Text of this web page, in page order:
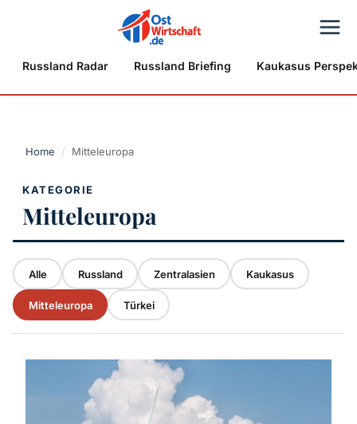
Russland Radar Russland Briefing Kaukasus
Home / Mitteleuropa
KATEGORIE
Mitteleuropa
Alle Russland Zentralasien Kaukasus
Mitteleuropa Türkei